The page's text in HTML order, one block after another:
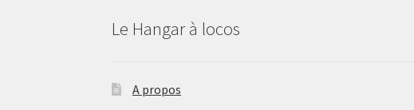
Le Hangar à locos
A propos